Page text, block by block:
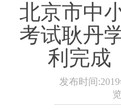
北京市中
考试耿丹
利完成
发布时间